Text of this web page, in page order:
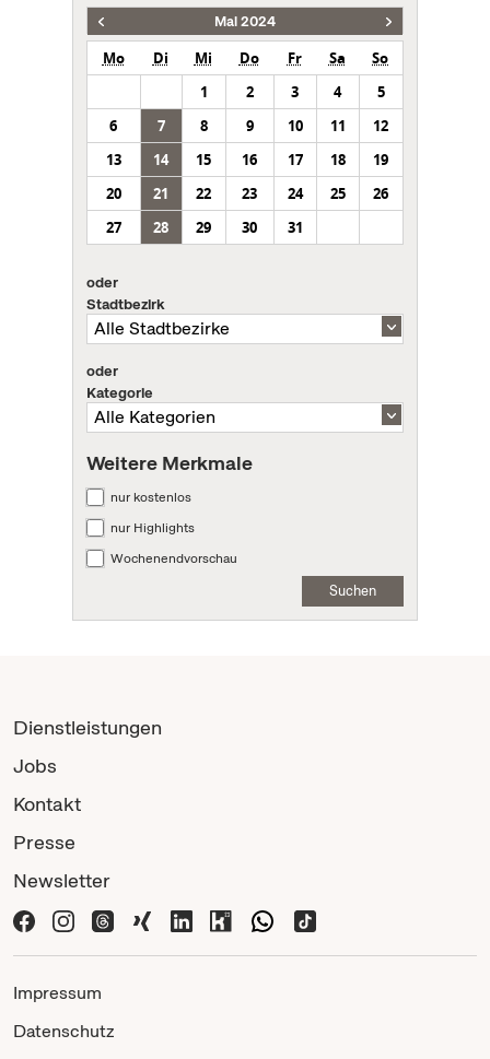
Mai 2024
Mo Di Mi Do Fr Sa
So
1
2 3 4
5
6
7 8 9 10 11
12
13
14 15 16 17 18
19
20
21 22 23 24 25
26
27
28 29 30 31
oder
Stadtbezirk
oder
Kategorie
Weitere Merkmale
nur kostenlos
nur Highlights
Wochenendvorschau
Suchen
Dienstleistungen
Jobs
Kontakt
Presse
Newsletter
Impressum
Datenschutz